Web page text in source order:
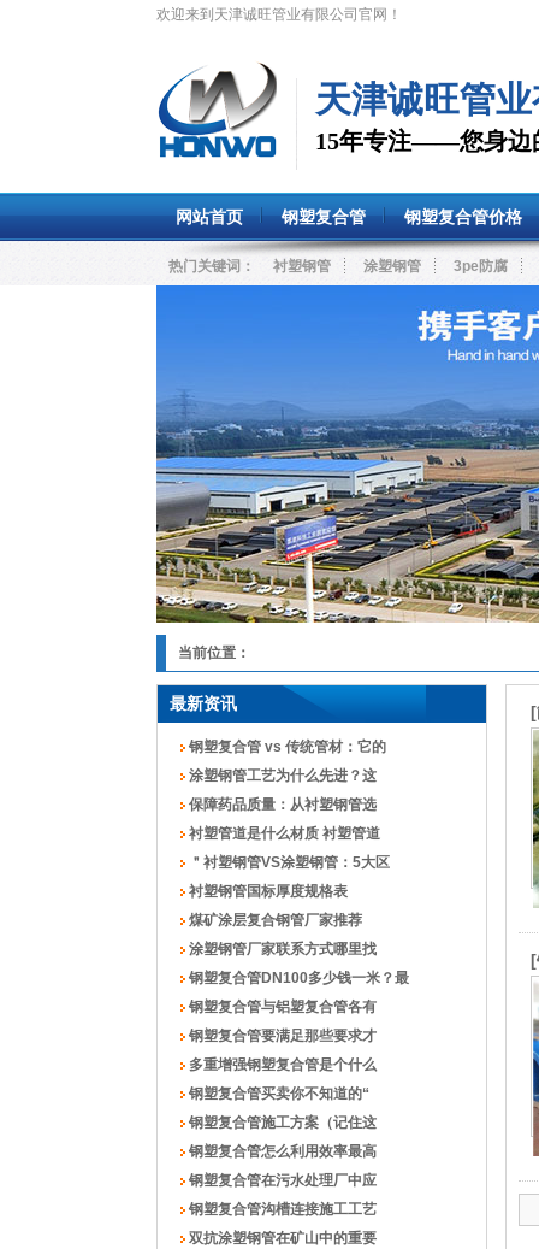
欢迎来到天津诚旺管业有限公司官网！
天津诚旺管
15年专注——您身边
网站首页 钢塑复合管 钢塑复合管价格
热门关键词： 衬塑钢管 涂塑钢管 3pe防腐
当前位置：
[
[
最新资讯
钢塑复合管 vs 传统管材：它的
涂塑钢管工艺为什么先进？这
保障药品质量：从衬塑钢管选
衬塑管道是什么材质 衬塑管道
＂衬塑钢管VS涂塑钢管：5大区
衬塑钢管国标厚度规格表
煤矿涂层复合钢管厂家推荐
涂塑钢管厂家联系方式哪里找
钢塑复合管DN100多少钱一米？最
钢塑复合管与铝塑复合管各有
钢塑复合管要满足那些要求才
多重增强钢塑复合管是个什么
钢塑复合管买卖你不知道的“
钢塑复合管施工方案（记住这
钢塑复合管怎么利用效率最高
钢塑复合管在污水处理厂中应
钢塑复合管沟槽连接施工工艺
双抗涂塑钢管在矿山中的重要